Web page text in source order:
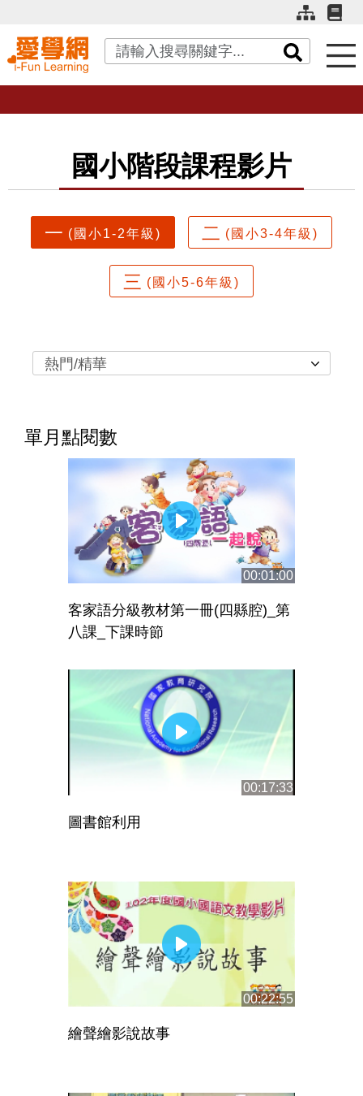
關鍵字搜尋
國小階段課程影片
一 (國小1-2年級) 二 (國小3-4年級)
三 (國小5-6年級)
熱門/精華
單月點閱數
00:01:00
客家語分級教材第一冊(四縣腔)_第
八課_下課時節
00:17:33
圖書館利用
00:22:55
繪聲繪影說故事